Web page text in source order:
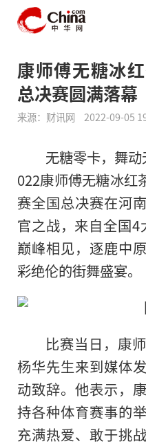
康师傅无糖冰
总决赛圆满落幕
来源：财讯网 2022-09-05
无糖零卡，舞
022康师傅无糖冰
赛全国总决赛在河
官之战，来自全国4
巅峰相见，逐鹿中
彩绝伦的街舞盛宴。
比赛当日，康
杨华先生来到媒体
动致辞。他表示，
持各种体育赛事的
充满热爱、敢于挑